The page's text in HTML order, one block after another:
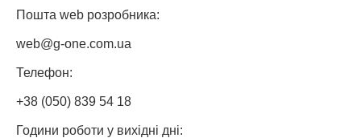
Пошта web розробника:
web@g-one.com.ua
Телефон:
+38 (050) 839 54 18
Години роботи у вихідні дні: